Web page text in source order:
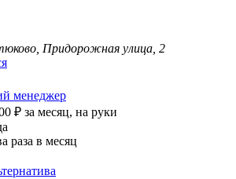
Придорожная улица, 2
менеджер
₽ за месяц, на руки
раза в месяц